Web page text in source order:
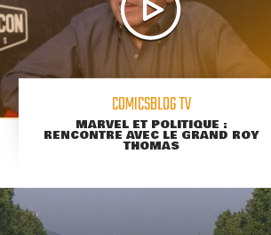
COMICSBLOG TV
MARVEL ET POLITIQUE :
RENCONTRE AVEC LE GRAND ROY
THOMAS